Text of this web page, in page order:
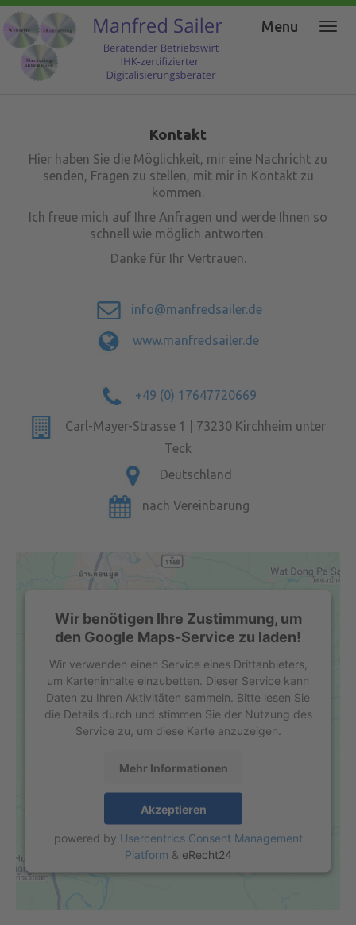
Menu
Kontakt
Hier haben Sie die Möglichkeit, mir eine Nachricht zu
senden, Fragen zu stellen, mit mir in Kontakt zu
kommen.
Ich freue mich auf Ihre Anfragen und werde Ihnen so
schnell wie möglich antworten.
Danke für Ihr Vertrauen.
info@manfredsailer.de
www.manfredsailer.de
+49 (0) 17647720669
Carl-Mayer-Strasse 1 | 73230 Kirchheim unter
Teck
Deutschland
nach Vereinbarung
Wir benötigen Ihre Zustimmung, um
den Google Maps-Service zu laden!
Wir verwenden einen Service eines Drittanbieters,
um Karteninhalte einzubetten. Dieser Service kann
Daten zu Ihren Aktivitäten sammeln. Bitte lesen Sie
die Details durch und stimmen Sie der Nutzung des
Service zu, um diese Karte anzuzeigen.
Mehr Informationen
Akzeptieren
powered by Usercentrics Consent Management
Platform & eRecht24